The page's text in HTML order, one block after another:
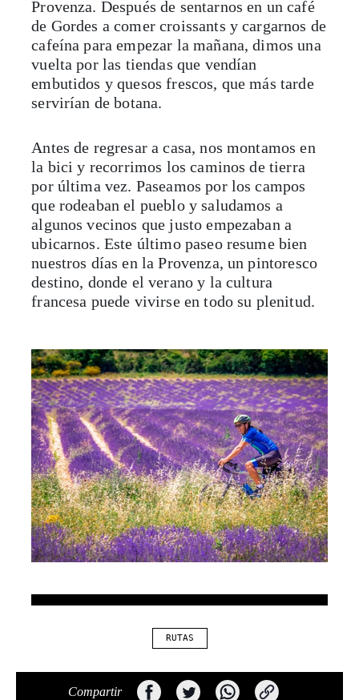
Provenza. Después de sentarnos en un café
de Gordes a comer croissants y cargarnos de
cafeína para empezar la mañana, dimos una
vuelta por las tiendas que vendían
embutidos y quesos frescos, que más tarde
servirían de botana.
Antes de regresar a casa, nos montamos en
la bici y recorrimos los caminos de tierra
por última vez. Paseamos por los campos
que rodeaban el pueblo y saludamos a
algunos vecinos que justo empezaban a
ubicarnos. Este último paseo resume bien
nuestros días en la Provenza, un pintoresco
destino, donde el verano y la cultura
francesa puede vivirse en todo su plenitud.
RUTAS
Compartir